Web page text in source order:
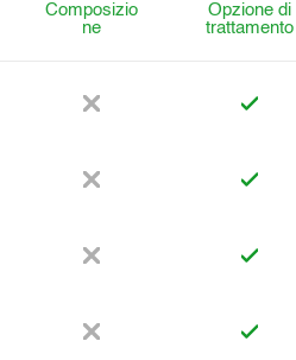
Composizio
ne
Opzione di
trattamento